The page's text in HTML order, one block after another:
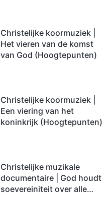
Christelijke koormuziek |
Het vieren van de komst
van God (Hoogtepunten)
Christelijke koormuziek |
Een viering van het
koninkrijk (Hoogtepunten)
Christelijke muzikale
documentaire | God houdt
soevereiniteit over alle